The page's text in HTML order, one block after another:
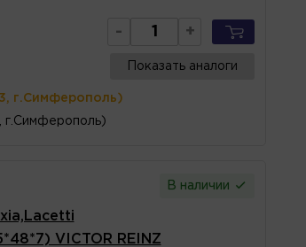
- +
Показать аналоги
г.Симферополь)
г.Симферополь)
В наличии
VICTOR REINZ